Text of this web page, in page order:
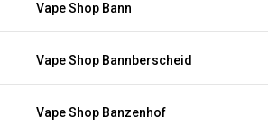
Vape Shop Bann
Vape Shop Bannberscheid
Vape Shop Banzenhof